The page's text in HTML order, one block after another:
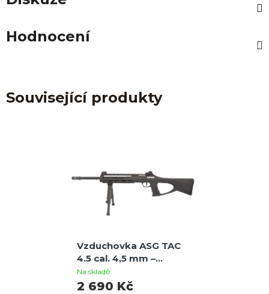
Hodnocení
Související produkty
Vzduchovka ASG TAC
4.5 cal. 4,5 mm –
Taktická CO₂ puška v
moderním designu
Na skladě
2 690 Kč